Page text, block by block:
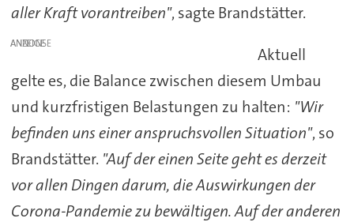
aller Kraft vorantreiben", sagte Brandstätter.
ANZEIGE
Aktuell
gelte es, die Balance zwischen diesem Umbau
und kurzfristigen Belastungen zu halten: "Wir
befinden uns einer anspruchsvollen Situation", so
Brandstätter. "Auf der einen Seite geht es derzeit
vor allen Dingen darum, die Auswirkungen der
Corona-Pandemie zu bewältigen. Auf der anderen